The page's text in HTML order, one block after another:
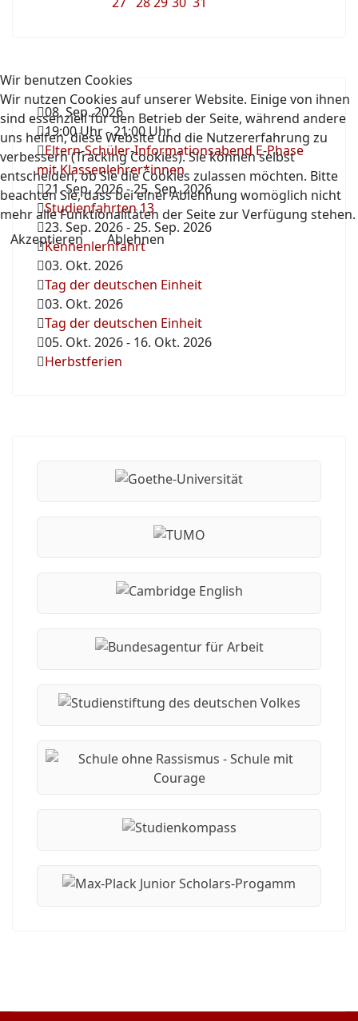
08. Sep. 2026
19:00 Uhr-21:00 Uhr
Eltern-Schüler-Informationsabend E-Phase
mit Klassenlehrer*innen
21. Sep. 2026-25. Sep. 2026
Studienfahrten 13
23. Sep. 2026-25. Sep. 2026
Kennenlernfahrt
03. Okt. 2026
Tag der deutschen Einheit
03. Okt. 2026
Tag der deutschen Einheit
05. Okt. 2026- 16. Okt. 2026
Herbstferien
Wir benutzen Cookies
Wir nutzen Cookies auf unserer Website. Einige von ihnen
sind essenziell für den Betrieb der Seite, während andere
uns helfen, diese Website und die Nutzererfahrung zu
verbessern (Tracking Cookies). Sie können selbst
entscheiden, ob Sie die Cookies zulassen möchten. Bitte
beachten Sie, dass bei einer Ablehnung womöglich nicht
mehr alle Funktionalitäten der Seite zur Verfügung stehen.
Akzeptieren
Ablehnen